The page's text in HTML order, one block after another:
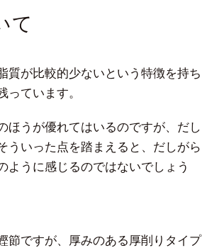
て
質が比較的少ないという特徴を持ち
ています。
ほうが優れてはいるのですが、だし
ういった点を踏まえると、だしがら
ように感じるのではないでしょう
節ですが、厚みのある厚削りタイプ